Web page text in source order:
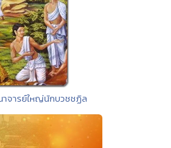
จารย์ใหญ่นักบวชชฏิล